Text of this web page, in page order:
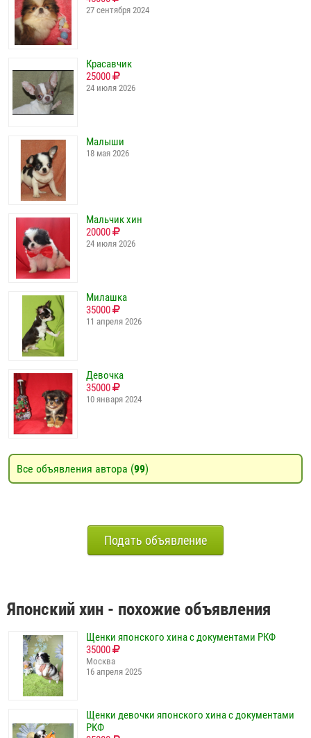
27 сентября 2024
Красавчик
25000
24 июля 2026
Малыши
18 мая 2026
Мальчик хин
20000
24 июля 2026
Милашка
35000
11 апреля 2026
Девочка
35000
10 января 2024
Все объявления автора (99)
Подать объявление
Японский хин - похожие объявления
Щенки японского хина с документами РКФ
35000
Москва
16 апреля 2025
Щенки девочки японского хина с документами
РКФ